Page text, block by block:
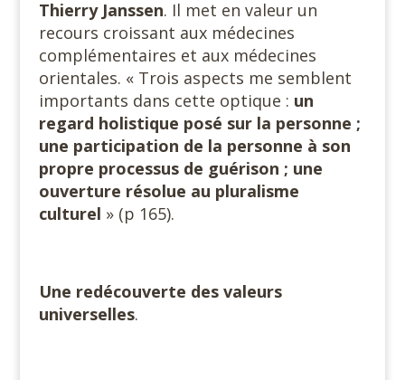
Thierry Janssen. Il met en valeur un
recours croissant aux médecines
complémentaires et aux médecines
orientales. « Trois aspects me semblent
importants dans cette optique : un
regard holistique posé sur la personne ;
une participation de la personne à son
propre processus de guérison ; une
ouverture résolue au pluralisme
culturel » (p 165).
Une redécouverte des valeurs
universelles.